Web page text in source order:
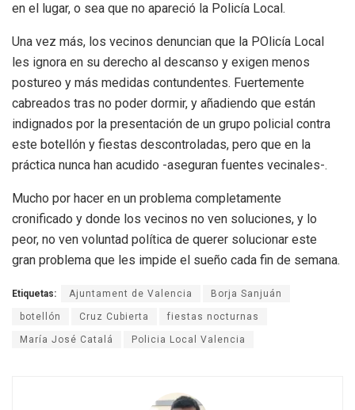
en el lugar, o sea que no apareció la Policía Local.
Una vez más, los vecinos denuncian que la POlicía Local
les ignora en su derecho al descanso y exigen menos
postureo y más medidas contundentes. Fuertemente
cabreados tras no poder dormir, y añadiendo que están
indignados por la presentación de un grupo policial contra
este botellón y fiestas descontroladas, pero que en la
práctica nunca han acudido -aseguran fuentes vecinales-.
Mucho por hacer en un problema completamente
cronificado y donde los vecinos no ven soluciones, y lo
peor, no ven voluntad política de querer solucionar este
gran problema que les impide el sueño cada fin de semana.
Etiquetas: Ajuntament de Valencia Borja Sanjuán
botellón Cruz Cubierta fiestas nocturnas
María José Catalá Policia Local Valencia